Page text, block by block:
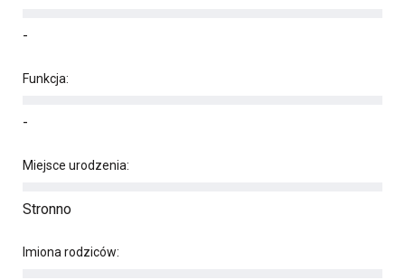
-
Funkcja:
-
Miejsce urodzenia:
Stronno
Imiona rodziców: